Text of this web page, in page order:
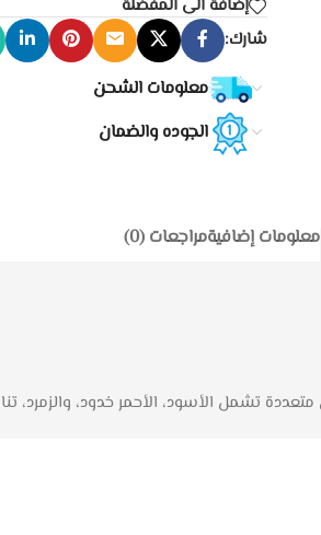
إضافة الى المفضلة
شارك:
معلومات الشحن
الجوده والضمان
معلومات إضافيةمراجعات (0)